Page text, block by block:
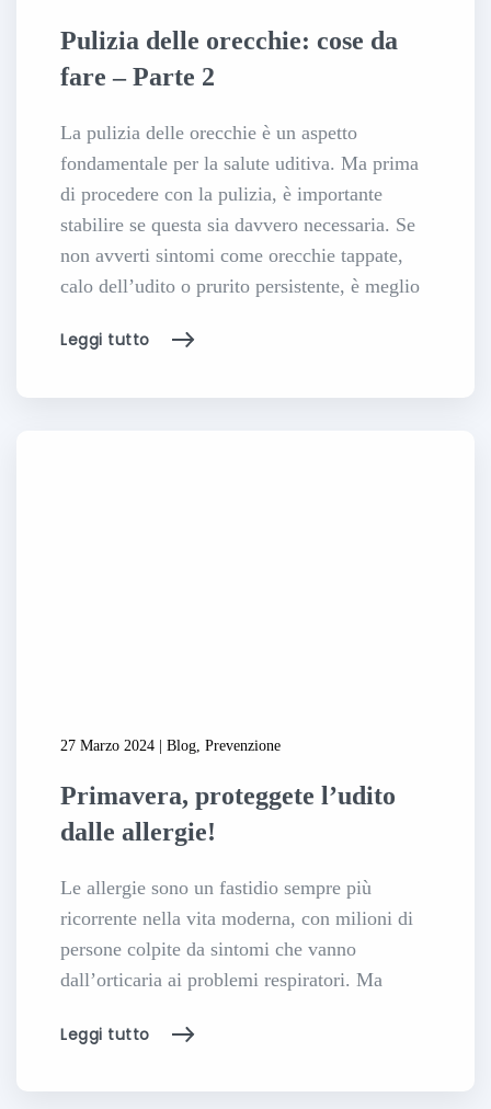
Pulizia delle orecchie: cose da
fare – Parte 2
La pulizia delle orecchie è un aspetto
fondamentale per la salute uditiva. Ma prima
di procedere con la pulizia, è importante
stabilire se questa sia davvero necessaria. Se
non avverti sintomi come orecchie tappate,
calo dell’udito o prurito persistente, è meglio
Leggi tutto
27 Marzo 2024 | Blog, Prevenzione
Primavera, proteggete l’udito
dalle allergie!
Le allergie sono un fastidio sempre più
ricorrente nella vita moderna, con milioni di
persone colpite da sintomi che vanno
dall’orticaria ai problemi respiratori. Ma
Leggi tutto